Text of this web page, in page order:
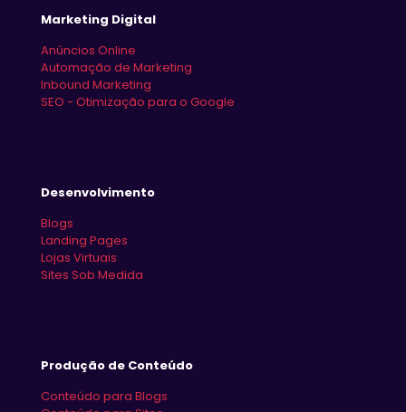
Marketing Digital
Anúncios Online
Automação de Marketing
Inbound Marketing
SEO - Otimização para o Google
Desenvolvimento
Blogs
Landing Pages
Lojas Virtuais
Sites Sob Medida
Produção de Conteúdo
Conteúdo para Blogs